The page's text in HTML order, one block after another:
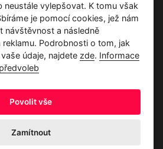
neustále vylepšovat. K tomu však
je pomocí cookies, jež nám
návštěvnost a následně
Podrobnosti o tom, jak
údaje, najdete zde. Informace
Povolit vše
Zamítnout